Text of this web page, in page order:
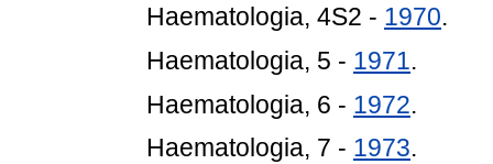
Haematologia, 4S2 - 1970.
Haematologia, 5 - 1971.
Haematologia, 6 - 1972.
Haematologia, 7 - 1973.